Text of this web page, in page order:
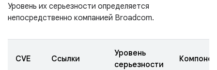
Уровень их серьезности определяется
непосредственно компанией Broadcom.
CVE Ссылки
Уровень
серьезности